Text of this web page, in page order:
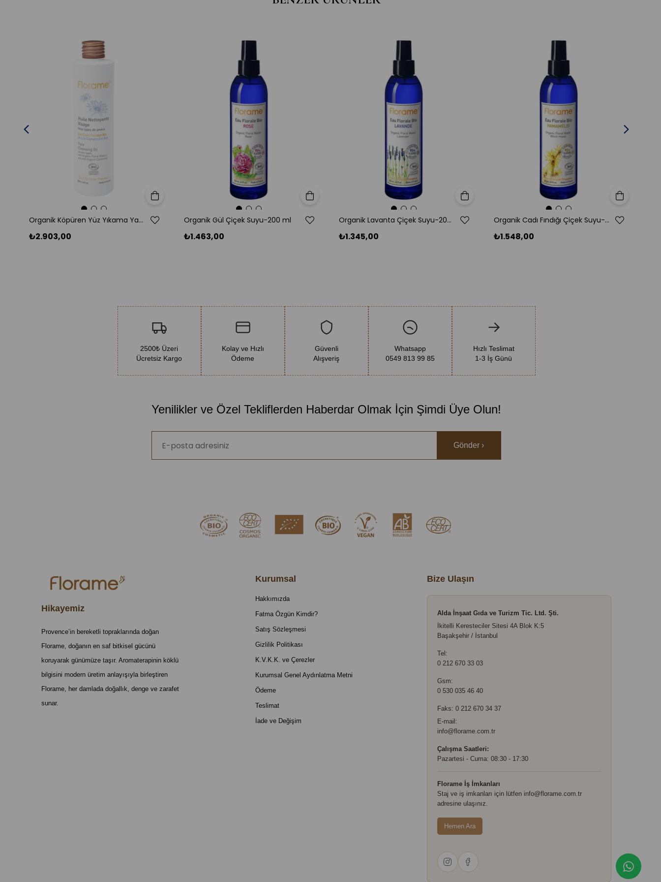
Organik Köpüren Yüz Yıkama Yağı 200 ml
₺2.903,00
Sepete Ekle
Organik Gül Çiçek Suyu-200 ml
₺1.463,00
Sepete Ekle
Organik Lavanta Çiçek Suyu-200 ml
₺1.345,00
Sepete Ekle
Organik Cadı Fındığı Çiçek Suyu-200 ml
₺1.548,00
Sepete Ekle
2500₺ Üzeri
Ücretsiz Kargo
Kolay ve Hızlı
Ödeme
Güvenli
Alışveriş
Whatsapp
0549 813 99 85
Hızlı Teslimat
1-3 İş Günü
Yenilikler ve Özel Tekliflerden Haberdar Olmak İçin Şimdi Üye Olun!
Gönder ›
Hikayemiz
Provence’in bereketli topraklarında doğan
Florame, doğanın en saf bitkisel gücünü
koruyarak günümüze taşır. Aromaterapinin köklü
bilgisini modern üretim anlayışıyla birleştiren
Florame, her damlada doğallık, denge ve zarafet
sunar.
Kurumsal
Hakkımızda
Fatma Özgün Kimdir?
Satış Sözleşmesi
Gizlilik Politikası
K.V.K.K. ve Çerezler
Kurumsal Genel Aydınlatma Metni
Ödeme
Teslimat
İade ve Değişim
Bize Ulaşın
Alda İnşaat Gıda ve Turizm Tic. Ltd. Şti.
İkitelli Keresteciler Sitesi 4A Blok K:5
Başakşehir / İstanbul
Tel:
0 212 670 33 03
Gsm:
0 530 035 46 40
Faks: 0 212 670 34 37
E-mail:
info@florame.com.tr
Çalışma Saatleri:
Pazartesi - Cuma: 08:30 - 17:30
Florame İş İmkanları
Staj ve iş imkanları için lütfen info@florame.com.tr
adresine ulaşınız.
Hemen Ara